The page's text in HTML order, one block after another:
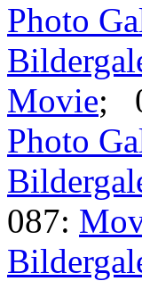
Photo
Movie;
Photo
087: